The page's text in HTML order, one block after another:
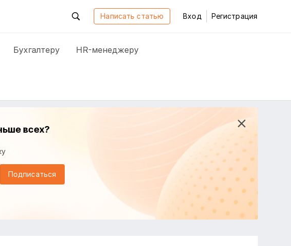
Написать статью Вход Регистрация
Бухгалтеру HR-менеджеру
всех?
Подписаться